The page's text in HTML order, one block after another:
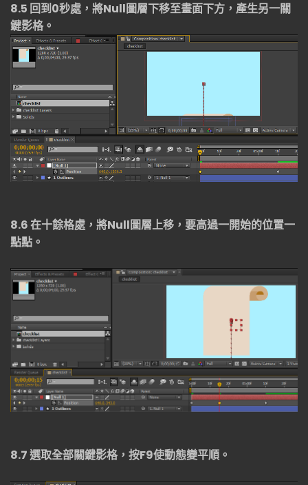
8.5 回到0秒處，將Null圖層下移至畫面下方，產生另一關
鍵影格。
8.6在十餘格處，將Null圖層上移，要高過一開始的位置一
點點。
8.7選取全部關鍵影格，按F9使動態變平順。